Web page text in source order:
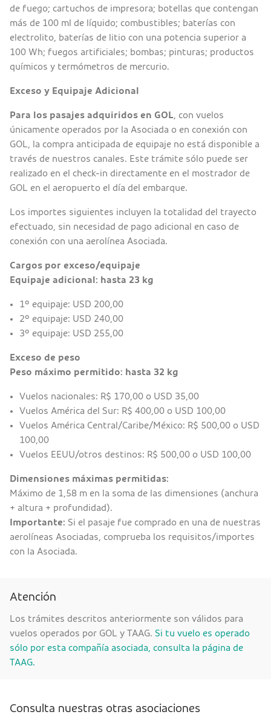
de fuego; cartuchos de impresora; botellas que contengan
más de 100 ml de líquido; combustibles; baterías con
electrolito, baterías de litio con una potencia superior a
100 Wh; fuegos artificiales; bombas; pinturas; productos
químicos y termómetros de mercurio.
Exceso y Equipaje Adicional
Para los pasajes adquiridos en GOL , con vuelos
únicamente operados por la Asociada o en conexión con
GOL, la compra anticipada de equipaje no está disponible a
través de nuestros canales. Este trámite sólo puede ser
realizado en el check-in directamente en el mostrador de
GOL en el aeropuerto el día del embarque.
Los importes siguientes incluyen la totalidad del trayecto
efectuado, sin necesidad de pago adicional en caso de
conexión con una aerolínea Asociada.
Cargos por exceso/equipaje
Equipaje adicional: hasta 23 kg
1º equipaje: USD 200,00
2º equipaje: USD 240,00
3º equipaje: USD 255,00
Exceso de peso
Peso máximo permitido: hasta 32 kg
Vuelos nacionales: R$ 170,00 o USD 35,00
Vuelos América del Sur: R$ 400,00 o USD 100,00
Vuelos América Central/Caribe/México: R$ 500,00 o USD
100,00
Vuelos EEUU/otros destinos: R$ 500,00 o USD 100,00
Dimensiones máximas permitidas:
Máximo de 1,58 m en la soma de las dimensiones (anchura
+ altura + profundidad).
Importante: Si el pasaje fue comprado en una de nuestras
aerolíneas Asociadas, comprueba los requisitos/importes
con la Asociada.
Atención
Los trámites descritos anteriormente son válidos para
vuelos operados por GOL y TAAG. Si tu vuelo es operado
sólo por esta compañía asociada, consulta la página de
TAAG.
Consulta nuestras otras asociaciones